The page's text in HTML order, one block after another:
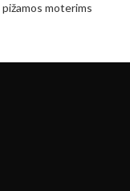
moterims